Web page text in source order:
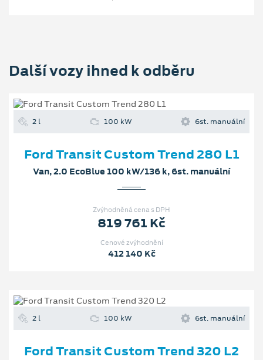
Další vozy ihned k odběru
2 l 100 kW 6st. manuální
Ford Transit Custom Trend 280 L1
Van, 2.0 EcoBlue 100 kW/136 k, 6st. manuální
Zvýhodněná cena s DPH
819 761 Kč
Cenové zvýhodnění
412 140 Kč
2 l 100 kW 6st. manuální
Ford Transit Custom Trend 320 L2